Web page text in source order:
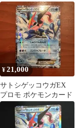
ロモーションカード
¥21,000
サトシゲッコウガEX
プロモ ポケモンカード